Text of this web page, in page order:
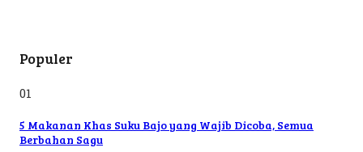
Populer
01
5 Makanan Khas Suku Bajo yang Wajib Dicoba, Semua
Berbahan Sagu